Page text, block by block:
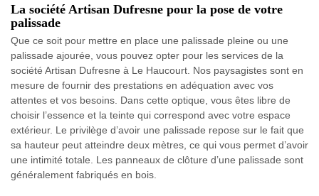
La société Artisan Dufresne pour la pose de votre
palissade
Que ce soit pour mettre en place une palissade pleine ou une
palissade ajourée, vous pouvez opter pour les services de la
société Artisan Dufresne à Le Haucourt. Nos paysagistes sont en
mesure de fournir des prestations en adéquation avec vos
attentes et vos besoins. Dans cette optique, vous êtes libre de
choisir l’essence et la teinte qui correspond avec votre espace
extérieur. Le privilège d’avoir une palissade repose sur le fait que
sa hauteur peut atteindre deux mètres, ce qui vous permet d’avoir
une intimité totale. Les panneaux de clôture d’une palissade sont
généralement fabriqués en bois.